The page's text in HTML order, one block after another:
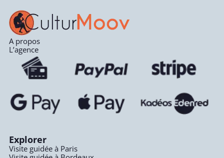
A propos
L’agence
Explorer
Visite guidée à Paris